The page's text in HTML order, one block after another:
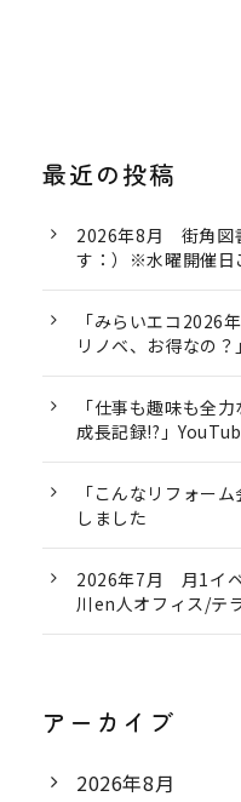
最近の投稿
2026年8月 街角図
す：）※水曜開催日
「みらいエコ2026
リノベ、お得なの
「仕事も趣味も全
成長記録!?」
「こんなリフォー
しました
2026年7月 月1イ
川en人オフィス/テ
アーカイブ
2026年8月